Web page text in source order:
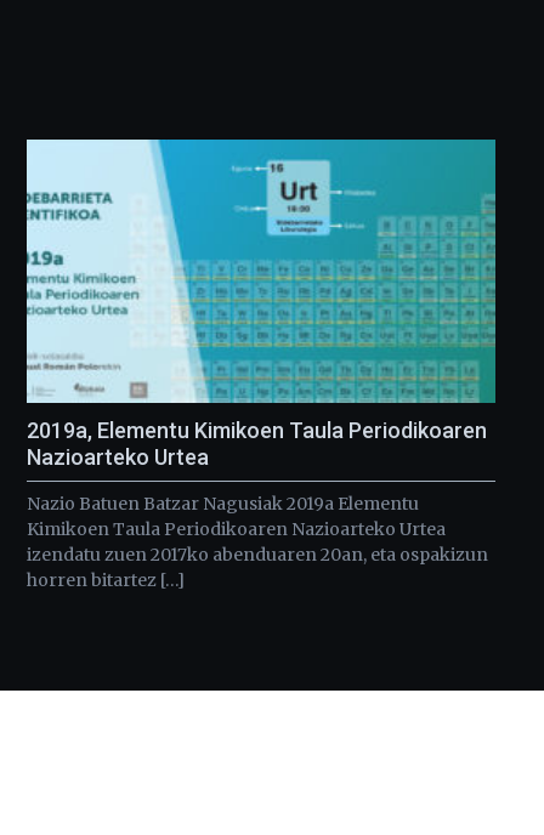
2019a, Elementu Kimikoen Taula Periodikoaren
Nazioarteko Urtea
Nazio Batuen Batzar Nagusiak 2019a Elementu
Kimikoen Taula Periodikoaren Nazioarteko Urtea
izendatu zuen 2017ko abenduaren 20an, eta ospakizun
horren bitartez […]